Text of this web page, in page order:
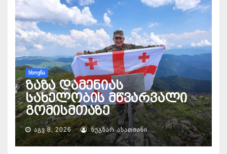
ᲮᲡᲝᲕᲜᲐ
ზაზა დამენიას
სახელობის მწვარვალი
გომისმთაზე
ᲐᲒᲕ 8, 2026 ᲜᲣᲒᲖᲐᲠ ᲐᲡᲐᲗᲘᲐᲜᲘ